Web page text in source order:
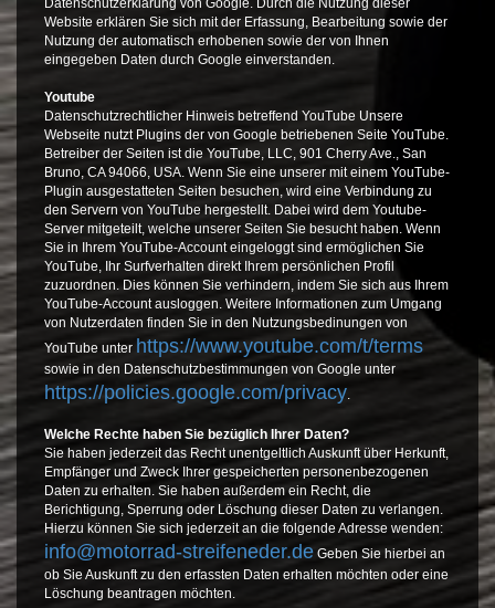
Website erklären Sie sich mit der Erfassung, Bearbeitung sowie der
Nutzung der automatisch erhobenen sowie der von Ihnen
eingegeben Daten durch Google einverstanden.
Youtube
Datenschutzrechtlicher Hinweis betreffend YouTube Unsere
Webseite nutzt Plugins der von Google betriebenen Seite YouTube.
Betreiber der Seiten ist die YouTube, LLC, 901 Cherry Ave., San
Bruno, CA 94066, USA. Wenn Sie eine unserer mit einem YouTube-
Plugin ausgestatteten Seiten besuchen, wird eine Verbindung zu
den Servern von YouTube hergestellt. Dabei wird dem Youtube-
Server mitgeteilt, welche unserer Seiten Sie besucht haben. Wenn
Sie in Ihrem YouTube-Account eingeloggt sind ermöglichen Sie
YouTube, Ihr Surfverhalten direkt Ihrem persönlichen Profil
zuzuordnen. Dies können Sie verhindern, indem Sie sich aus Ihrem
YouTube-Account ausloggen. Weitere Informationen zum Umgang
von Nutzerdaten finden Sie in den Nutzungsbedinungen von
YouTube unter https://www.youtube.com/t/terms
sowie in den Datenschutzbestimmungen von Google unter
https://policies.google.com/privacy.
Welche Rechte haben Sie bezüglich Ihrer Daten?
Sie haben jederzeit das Recht unentgeltlich Auskunft über Herkunft,
Empfänger und Zweck Ihrer gespeicherten personenbezogenen
Daten zu erhalten. Sie haben außerdem ein Recht, die
Berichtigung, Sperrung oder Löschung dieser Daten zu verlangen.
Hierzu können Sie sich jederzeit an die folgende Adresse wenden:
info@motorrad-streifeneder.deGeben Sie hierbei an
ob Sie Auskunft zu den erfassten Daten erhalten möchten oder eine
Löschung beantragen möchten.